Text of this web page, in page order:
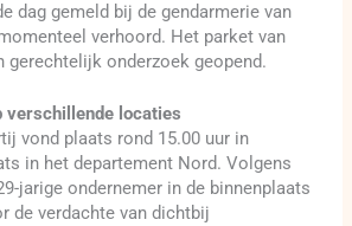
dag gemeld bij de gendarmerie van
verhoord. Het parket van
gerechtelijk onderzoek geopend.
verschillende locaties
vond plaats rond 15.00 uur in
in het departement Nord. Volgens
jarige ondernemer in de binnenplaats
de verdachte van dichtbij